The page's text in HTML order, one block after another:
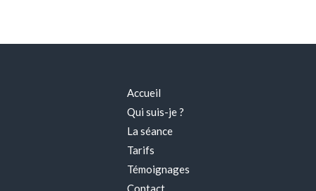
Accueil
Qui suis-je ?
La séance
Tarifs
Témoignages
Contact